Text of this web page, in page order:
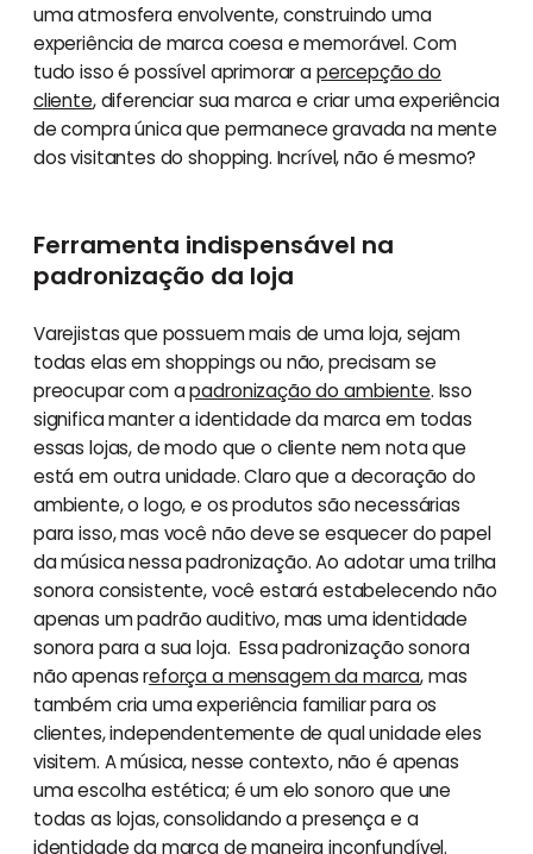
uma atmosfera envolvente, construindo uma
experiência de marca coesa e memorável. Com
tudo isso é possível aprimorar apercepção do
cliente, diferenciar sua marca e criar uma experiência
de compra única que permanece gravada na mente
dos visitantes do shopping. Incrível, não é mesmo?
Ferramenta indispensável na
padronização da loja
Varejistas que possuem mais de uma loja, sejam
todas elas em shoppings ou não, precisam se
preocupar com apadronização do ambiente. Isso
significa manter a identidade da marca em todas
essas lojas, de modo que o cliente nem nota que
está em outra unidade. Claro que a decoração do
ambiente, o logo, e os produtos são necessárias
para isso, mas você não deve se esquecer do papel
da música nessa padronização. Ao adotar uma trilha
sonora consistente, você estará estabelecendo não
apenas um padrão auditivo, mas uma identidade
sonora para a sua loja. Essa padronização sonora
não apenas reforça a mensagem da marca, mas
também cria uma experiência familiar para os
clientes, independentemente de qual unidade eles
visitem. A música, nesse contexto, não é apenas
uma escolha estética; é um elo sonoro que une
todas as lojas, consolidando a presença e a
identidade da marca de maneira inconfundível.